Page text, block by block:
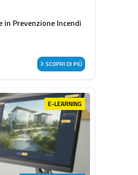
in Prevenzione Incendi
SCOPRI DI PIÙ
E-LEARNING